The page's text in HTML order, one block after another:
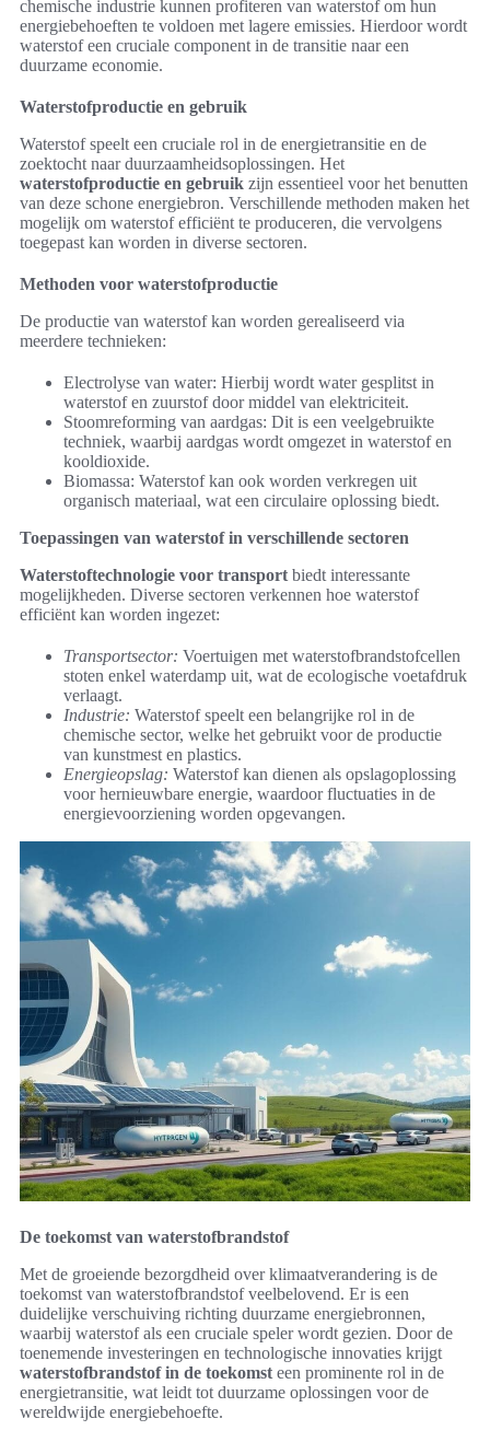
chemische industrie kunnen profiteren van waterstof om hun
energiebehoeften te voldoen met lagere emissies. Hierdoor wordt
waterstof een cruciale component in de transitie naar een
duurzame economie.
Waterstofproductie en gebruik
Waterstof speelt een cruciale rol in de energietransitie en de
zoektocht naar duurzaamheidsoplossingen. Het
waterstofproductie en gebruik zijn essentieel voor het benutten
van deze schone energiebron. Verschillende methoden maken het
mogelijk om waterstof efficiënt te produceren, die vervolgens
toegepast kan worden in diverse sectoren.
Methoden voor waterstofproductie
De productie van waterstof kan worden gerealiseerd via
meerdere technieken:
Electrolyse van water: Hierbij wordt water gesplitst in
waterstof en zuurstof door middel van elektriciteit.
Stoomreforming van aardgas: Dit is een veelgebruikte
techniek, waarbij aardgas wordt omgezet in waterstof en
kooldioxide.
Biomassa: Waterstof kan ook worden verkregen uit
organisch materiaal, wat een circulaire oplossing biedt.
Toepassingen van waterstof in verschillende sectoren
Waterstoftechnologie voor transport biedt interessante
mogelijkheden. Diverse sectoren verkennen hoe waterstof
efficiënt kan worden ingezet:
Transportsector: Voertuigen met waterstofbrandstofcellen
stoten enkel waterdamp uit, wat de ecologische voetafdruk
verlaagt.
Industrie: Waterstof speelt een belangrijke rol in de
chemische sector, welke het gebruikt voor de productie
van kunstmest en plastics.
Energieopslag: Waterstof kan dienen als opslagoplossing
voor hernieuwbare energie, waardoor fluctuaties in de
energievoorziening worden opgevangen.
De toekomst van waterstofbrandstof
Met de groeiende bezorgdheid over klimaatverandering is de
toekomst van waterstofbrandstof veelbelovend. Er is een
duidelijke verschuiving richting duurzame energiebronnen,
waarbij waterstof als een cruciale speler wordt gezien. Door de
toenemende investeringen en technologische innovaties krijgt
waterstofbrandstof in de toekomst een prominente rol in de
energietransitie, wat leidt tot duurzame oplossingen voor de
wereldwijde energiebehoefte.